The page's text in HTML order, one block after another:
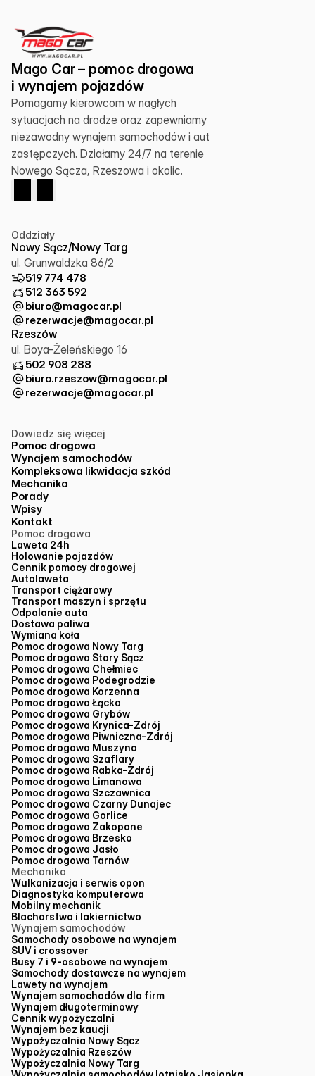
Mago Car – pomoc drogowa
i wynajem pojazdów
Pomagamy kierowcom w nagłych
sytuacjach na drodze oraz zapewniamy
niezawodny wynajem samochodów i aut
zastępczych. Działamy 24/7 na terenie
Nowego Sącza, Rzeszowa i okolic.
Oddziały
Nowy Sącz/Nowy Targ
ul. Grunwaldzka 86/2
519 774 478
512 363 592
biuro@magocar.pl
rezerwacje@magocar.pl
Rzeszów
ul. Boya-Żeleńskiego 16
502 908 288
biuro.rzeszow@magocar.pl
rezerwacje@magocar.pl
Dowiedz się więcej
Pomoc drogowa
Wynajem samochodów
Kompleksowa likwidacja szkód
Mechanika
Porady
Wpisy
Kontakt
Pomoc drogowa
Laweta 24h
Holowanie pojazdów
Cennik pomocy drogowej
Autolaweta
Transport ciężarowy
Transport maszyn i sprzętu
Odpalanie auta
Dostawa paliwa
Wymiana koła
Pomoc drogowa Nowy Targ
Pomoc drogowa Stary Sącz
Pomoc drogowa Chełmiec
Pomoc drogowa Podegrodzie
Pomoc drogowa Korzenna
Pomoc drogowa Łącko
Pomoc drogowa Grybów
Pomoc drogowa Krynica-Zdrój
Pomoc drogowa Piwniczna-Zdrój
Pomoc drogowa Muszyna
Pomoc drogowa Szaflary
Pomoc drogowa Rabka-Zdrój
Pomoc drogowa Limanowa
Pomoc drogowa Szczawnica
Pomoc drogowa Czarny Dunajec
Pomoc drogowa Gorlice
Pomoc drogowa Zakopane
Pomoc drogowa Brzesko
Pomoc drogowa Jasło
Pomoc drogowa Tarnów
Mechanika
Wulkanizacja i serwis opon
Diagnostyka komputerowa
Mobilny mechanik
Blacharstwo i lakiernictwo
Wynajem samochodów
Samochody osobowe na wynajem
SUV i crossover
Busy 7 i 9-osobowe na wynajem
Samochody dostawcze na wynajem
Lawety na wynajem
Wynajem samochodów dla firm
Wynajem długoterminowy
Cennik wypożyczalni
Wynajem bez kaucji
Wypożyczalnia Nowy Sącz
Wypożyczalnia Rzeszów
Wypożyczalnia Nowy Targ